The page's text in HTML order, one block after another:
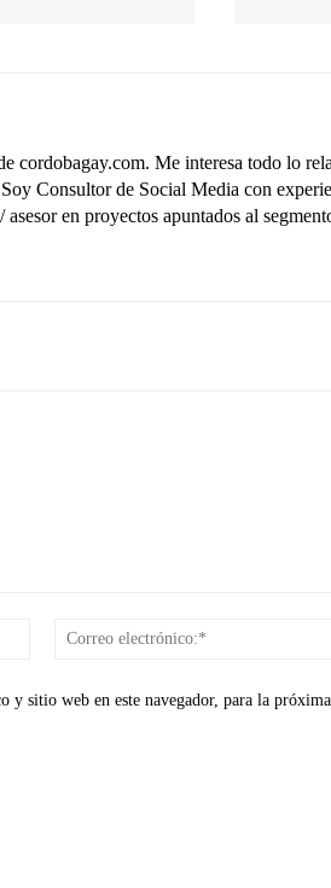
cordobagay.com. Me interesa todo lo
Consultor de Social Media con
asesor en proyectos apuntados al
Nombre:*
sitio web en este navegador, para la próxima